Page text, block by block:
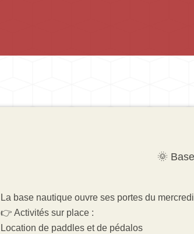
🌞
La base nautique ouvre ses portes du
👉 Activités sur place :
Location de paddles et de pédalos